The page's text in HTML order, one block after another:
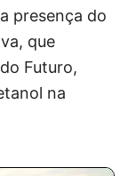
presença do
que
Futuro,
na